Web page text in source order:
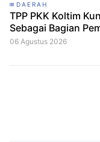
DAERAH
TPP PKK Koltim
Sebagai Bagian
06 Agustus 2026